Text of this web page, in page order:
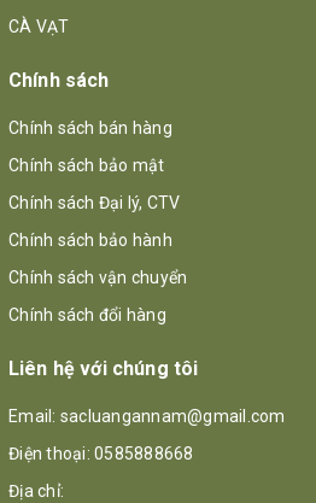
CÀ VẠT
Chính sách
Chính sách bán hàng
Chính sách bảo mật
Chính sách Đại lý, CTV
Chính sách bảo hành
Chính sách vận chuyển
Chính sách đổi hàng
Liên hệ với chúng tôi
Email: sacluangannam@gmail.com
Điện thoại: 0585888668
Địa chỉ: